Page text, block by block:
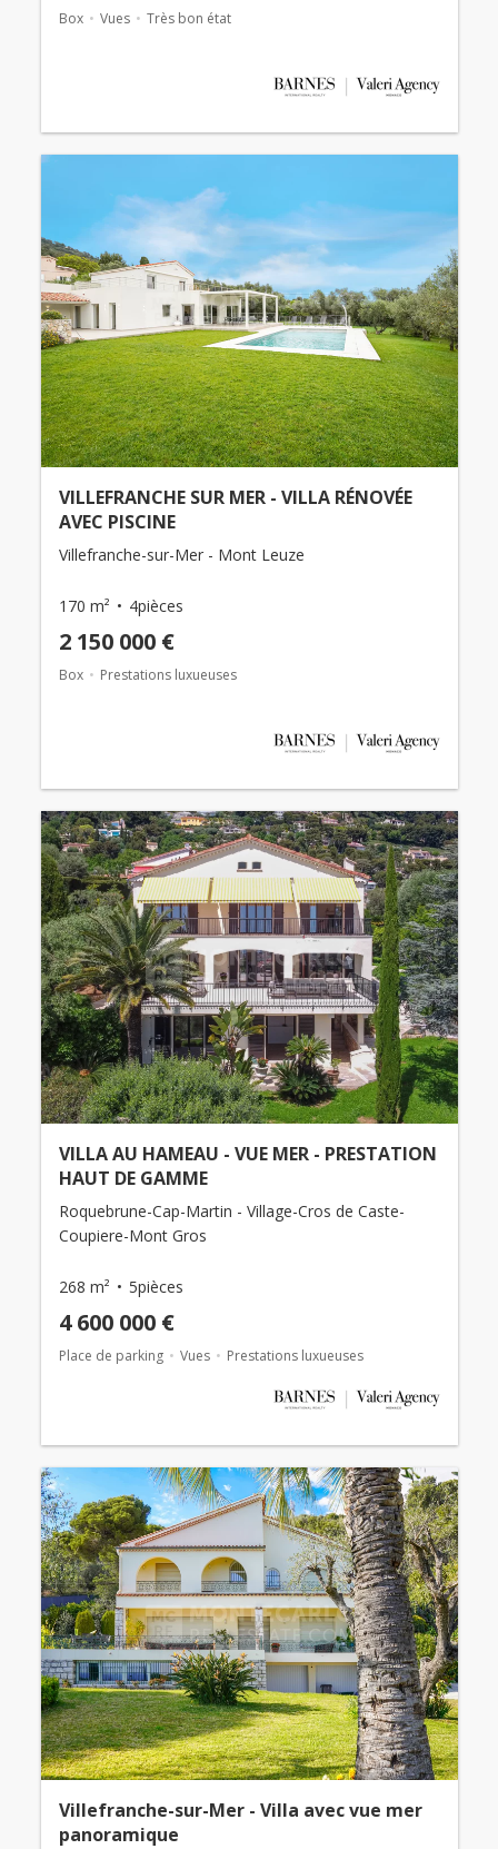
Box Vues Très bon état
VILLEFRANCHE SUR MER - VILLA RÉNOVÉE
AVEC PISCINE
Villefranche-sur-Mer - Mont Leuze
170 m² 4pièces
2 150 000 €
Box Prestations luxueuses
VILLA AU HAMEAU - VUE MER - PRESTATION
HAUT DE GAMME
Roquebrune-Cap-Martin - Village-Cros de Caste-
Coupiere-Mont Gros
268 m² 5pièces
4 600 000 €
Place de parking Vues Prestations luxueuses
Villefranche-sur-Mer - Villa avec vue mer
panoramique